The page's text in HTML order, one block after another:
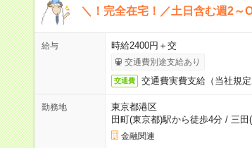
＼！完全在宅！／土日含む週2～
給与 時給2400円＋交
交通費別途支給あり
交通費 交通費実費支給（当社規定
勤務地
東京都港区
田町(東京都)駅から徒歩4分/ 三田
金融関連